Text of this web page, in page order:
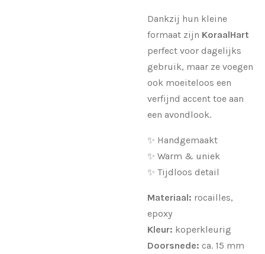
Dankzij hun kleine
formaat zijn KoraalHart
perfect voor dagelijks
gebruik, maar ze voegen
ook moeiteloos een
verfijnd accent toe aan
een avondlook.
✨ Handgemaakt
✨ Warm & uniek
✨ Tijdloos detail
Materiaal: rocailles,
epoxy
Kleur: koperkleurig
Doorsnede: ca. 15 mm